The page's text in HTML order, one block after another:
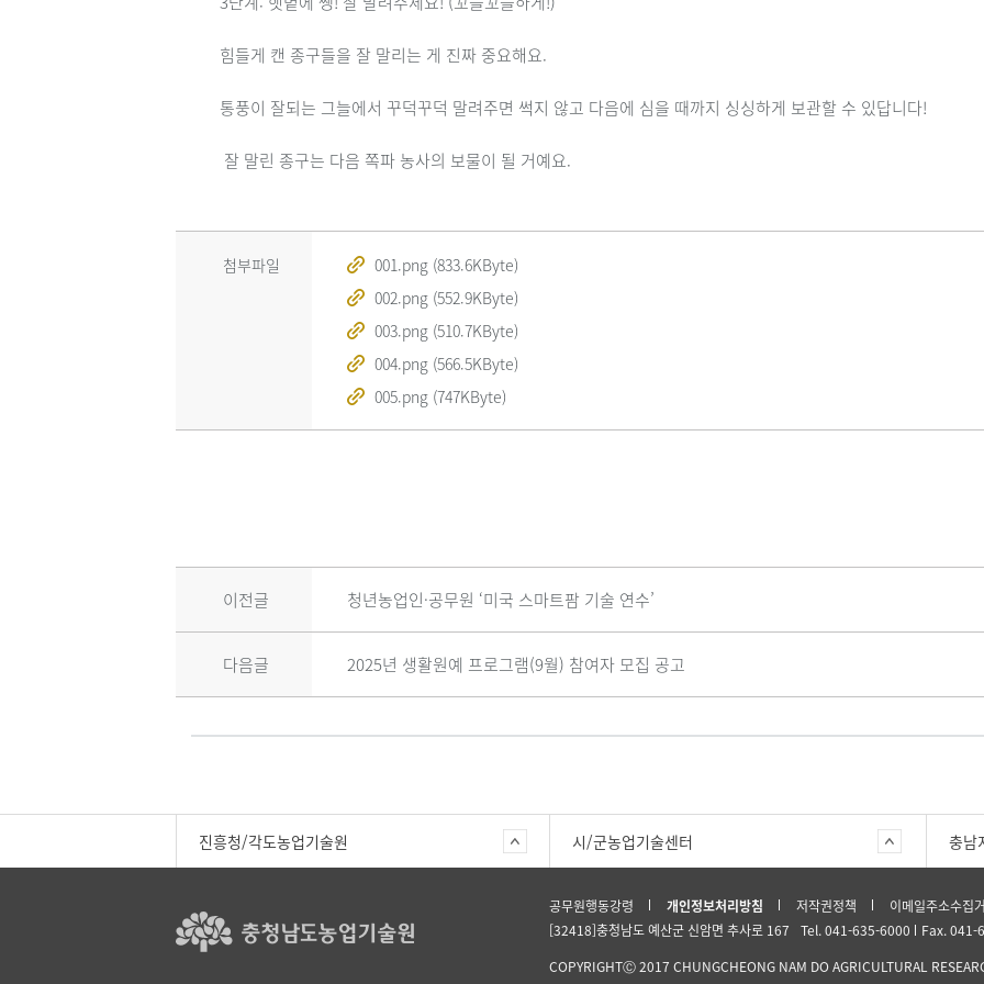
힘들게 캔 종구들을 잘 말리는 게 진짜 중요해요.
통풍이 잘되는 그늘에서 꾸덕꾸덕 말려주면 썩지 않고 다음에 심을 때까지 싱싱하게 보관할 수 있답니다!
첨부파일
001.png (833.6KByte)
002.png (552.9KByte)
003.png (510.7KByte)
004.png (566.5KByte)
005.png (747KByte)
이전글 청년농업인·공무원 ‘미국 스마트팜 기술 연수’
다음글 2025년 생활원예 프로그램(9월) 참여자 모집 공고
진흥청/각도농업기술원 시/군농업기술센터 충남
공무원행동강령 개인정보처리방침 저작권정책
이메일주소수집
[32418]충청남도 예산군 신암면 추사로 167
Tel. 041-635-6000
Fax. 041-
COPYRIGHTⒸ 2017 CHUNGCHEONG NAM DO AGRICULTURAL